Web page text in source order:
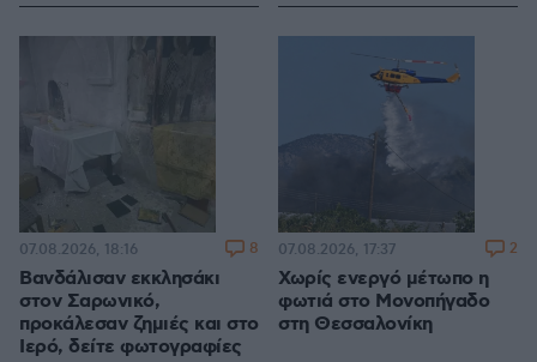
Βανδάλισαν εκκλησάκι
στον Σαρωνικό,
προκάλεσαν ζημιές και στο
Ιερό, δείτε φωτογραφίες
07.08.2026, 18:16 8
Χωρίς ενεργό μέτωπο η
φωτιά στο Μονοπήγαδο
στη Θεσσαλονίκη
07.08.2026, 17:37 2